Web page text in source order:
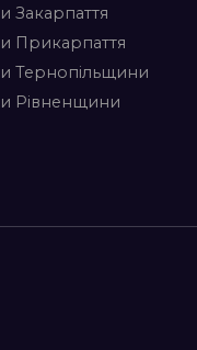
Закарпаття
Прикарпаття
Тернопільщини
Рівненщини